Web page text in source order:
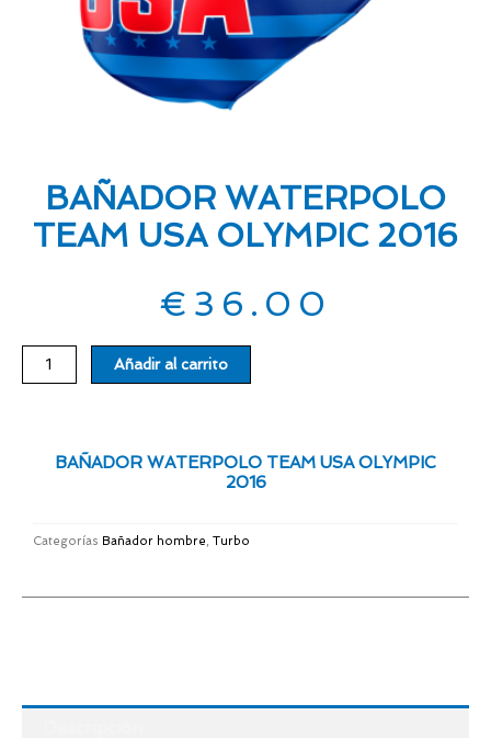
BAÑADOR WATERPOLO
TEAM USA OLYMPIC 2016
€ 36.00
BAÑADOR
WATERPOLO
OLYMPIC
Añadir al carrito
BAÑADOR WATERPOLO TEAM USA OLYMPIC
2016
Categorías Bañador hombre, Turbo